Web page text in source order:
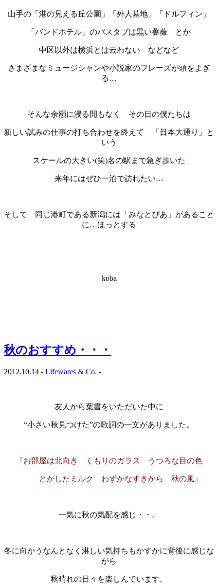
山手の「港の見える丘公園」「外人墓地」「ドルフィン」
「バンドホテル」のバスタブは黒い薔薇 とか
中区以外は横浜とは云わない などなど
さまざまなミュージシャンや小説家のフレーズが頭をよぎ
る…
そんな余韻に浸る間もなく その日の僕たちは
新しい試みの仕事の打ち合わせを終えて 「日本大通り」と
いう
スケールの大きい(笑)名の駅まで急ぎ歩いた
来年にはぜひ一泊で訪れたい…
そして 同じ港町である新潟には「みなとぴあ」があること
に…ほっとする
koba
秋のおすすめ・・・
2012.10.14 - Lifewares & Co. -
友人から葉書をいただいた中に
“小さい秋見つけた”の歌詞の一文がありました。
『お部屋は北向き くもりのガラス うつろな目の色
とかしたミルク わずかなすきから 秋の風』
一気に秋の気配を感じ・・。
冬に向かうなんとなく淋しい気持ちもかすかに背後に感じな
がら
秋晴れの日々を楽しんでいます。